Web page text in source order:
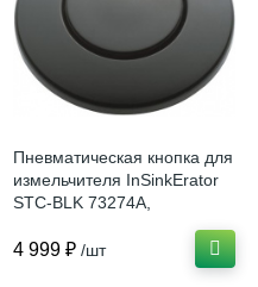
Пневматическая кнопка для
измельчителя InSinkErator
STC-BLK 73274A,
4 999 ₽ /шт